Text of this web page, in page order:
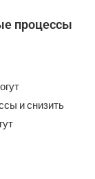
процессы
и снизить